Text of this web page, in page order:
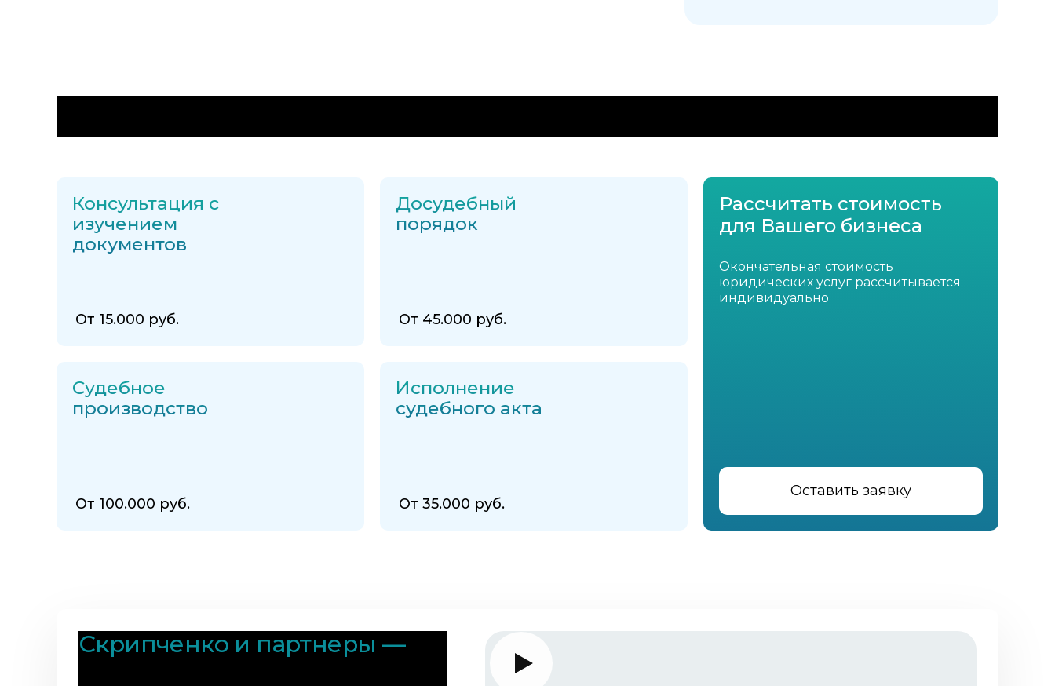
Консультация с
изучением
документов
От 15.000 руб.
Досудебный
порядок
От 45.000 руб.
Судебное
производство
От 100.000 руб.
Исполнение
судебного акта
От 35.000 руб.
Рассчитать стоимость
для Вашего бизнеса
Окончательная стоимость
юридических услуг рассчитывается
индивидуально
Оставить заявку
Скрипченко и партнеры —